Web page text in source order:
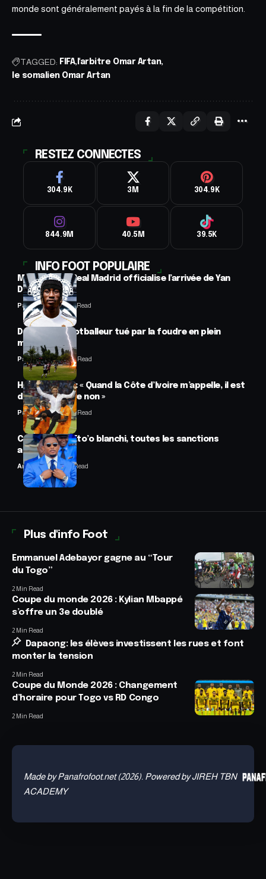
monde sont généralement payés à la fin de la compétition.
TAGGED: FIFA l'arbitre Omar Artan
le somalien Omar Artan
RESTEZ CONNECTES
304.9K 3M 304.9K
844.9M 40.5M 39.5K
INFO FOOT POPULAIRE
Mercato : Le Real Madrid officialise l’arrivée de Yan
Diomandé
Panafrofoot1 Min Read
Drame : un footballeur tué par la foudre en plein
match
Panafrofoot2 Min Read
Hervé Renard : « Quand la Côte d’Ivoire m’appelle, il est
difficile de dire non »
Panafrofoot2 Min Read
CAF : Samuel Eto’o blanchi, toutes les sanctions
annulées
Anselme AVI2 Min Read
Plus d'info Foot
Emmanuel Adebayor gagne au “Tour
du Togo”
2 Min Read
Coupe du monde 2026 : Kylian Mbappé
s’offre un 3e doublé
2 Min Read
Dapaong: les élèves investissent les rues et font
monter la tension
2 Min Read
Coupe du Monde 2026 : Changement
d’horaire pour Togo vs RD Congo
2 Min Read
Made by Panafrofoot.net (2026). Powered by JIREH TBN
ACADEMY